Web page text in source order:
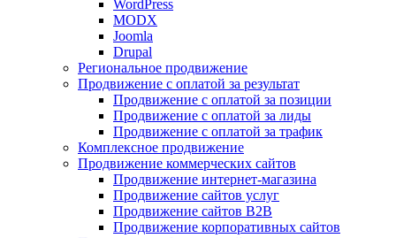
WordPress
MODX
Joomla
Drupal
Региональное продвижение
Продвижение с оплатой за результат
Продвижение с оплатой за позиции
Продвижение с оплатой за лиды
Продвижение с оплатой за трафик
Комплексное продвижение
Продвижение коммерческих сайтов
Продвижение интернет-магазина
Продвижение сайтов услуг
Продвижение сайтов B2B
Продвижение корпоративных сайтов